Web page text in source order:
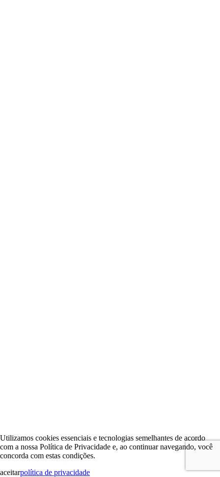
Utilizamos cookies essenciais e tecnologias semelhantes de acordo
com a nossa Política de Privacidade e, ao continuar navegando, você
concorda com estas condições.
aceitarpolítica de privacidade